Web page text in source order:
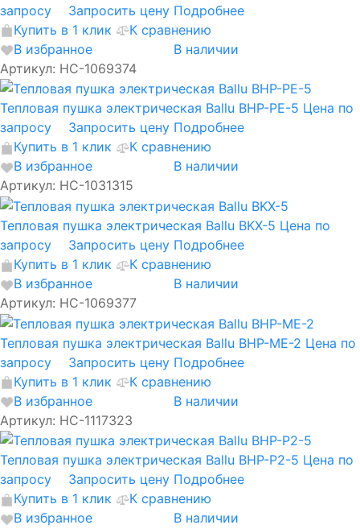
запросу
Запросить цену Подробнее
Купить в 1 клик
К сравнению
В избранное
В наличии
Артикул: НС-1069374
Тепловая пушка электрическая Ballu BHP-PE-5 Цена по
запросу
Запросить цену Подробнее
Купить в 1 клик
К сравнению
В избранное
В наличии
Артикул: НС-1031315
Тепловая пушка электрическая Ballu BKX-5 Цена по
запросу
Запросить цену Подробнее
Купить в 1 клик
К сравнению
В избранное
В наличии
Артикул: НС-1069377
Тепловая пушка электрическая Ballu BHP-ME-2 Цена по
запросу
Запросить цену Подробнее
Купить в 1 клик
К сравнению
В избранное
В наличии
Артикул: НС-1117323
Тепловая пушка электрическая Ballu BHP-P2-5 Цена по
запросу
Запросить цену Подробнее
Купить в 1 клик
К сравнению
В избранное
В наличии